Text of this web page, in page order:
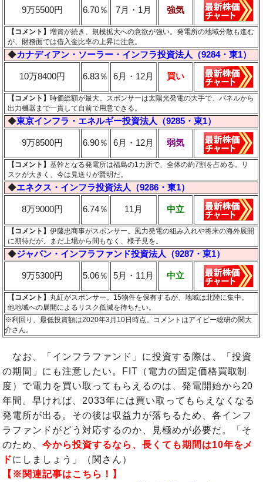
9万5500円 6.70％ 7月・1月 強気
【コメント】増資が続き、規模拡大への意欲が強い。発電所の地域分散も進む
が、財務面では借入金比率の上昇に注意。
◆カナディアン・ソーラー・インフラ投資法人（9284・東1）
10万8400円 6.83％ 6月・12月 買い
【コメント】時価総額が最大。スポンサーは太陽光発電の大手で、パネルから
出力機器まで一貫して自前で用意できる。
◆東京インフラ・エネルギー投資法人（9285・東1）
9万8500円 6.90％ 6月・12月 弱気
【コメント】基幹となる発電所は福島の1カ所で、全体の約7割を占める。リ
スクが大きく、今は見送りが賢明だ。
◆エネクス・インフラ投資法人（9286・東1）
8万9000円 6.74％ 11月 中立
【コメント】伊藤忠商事がスポンサー。風力発電の組み入れや将来の海外展開
に期待だが、まだ上場から間もなく、様子見を。
◆ジャパン・インフラファンド投資法人（9287・東1）
9万5300円 5.06％ 5月・11月 中立
【コメント】 丸紅がスポンサー。15物件を保有するが、地域は北陸に集中。
他地域への展開によるリスク低減を待ちたい。
※利回り、最低投資額は2020年3月10日時点。コメントはアイビー総研の関大
介さん。
なお、「インフラファンド」に投資する際は、「投資
の期間」にも注意したい。FIT（電力の固定価格買取制
度）で電力を買い取ってもらえるのは、発電開始から20
年間。早ければ、2033年には買い取ってもらえなくなる
発電所が出る。その後は収益力が落ちるため、各インフ
ラファンドがどう対応するのか、見極めが必要だ。「そ
のため、今から投資するなら、長くても期間は10年をメ
ドにしましょう」（関さん）
【※関連記事はこちら！】